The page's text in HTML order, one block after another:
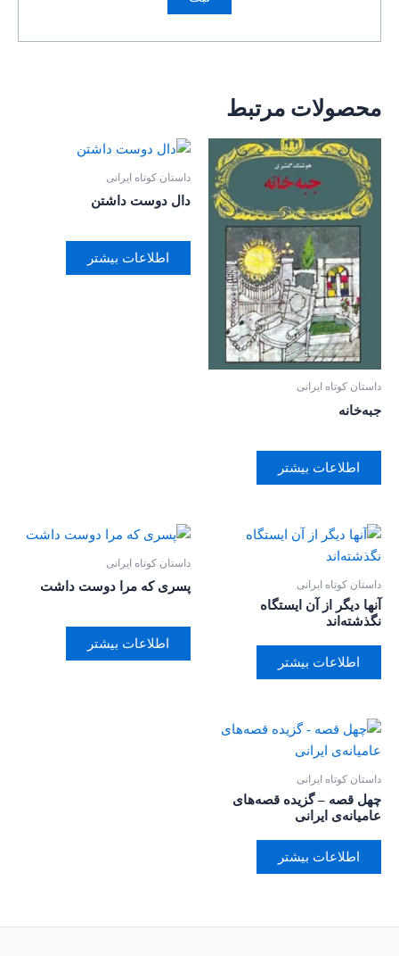
محصولات مرتبط
داستان کوتاه ایرانی
جبه‌خانه
اطلاعات بیشتر
داستان کوتاه ایرانی
دال دوست داشتن
اطلاعات بیشتر
داستان کوتاه ایرانی
آنها دیگر از آن ایستگاه
نگذشته‌اند
اطلاعات بیشتر
داستان کوتاه ایرانی
پسری که مرا دوست داشت
اطلاعات بیشتر
داستان کوتاه ایرانی
چهل قصه – گزیده قصه‌های
عامیانه‌ی ایرانی
اطلاعات بیشتر